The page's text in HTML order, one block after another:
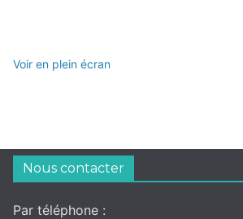
Voir en plein écran
Nous contacter
Par téléphone :